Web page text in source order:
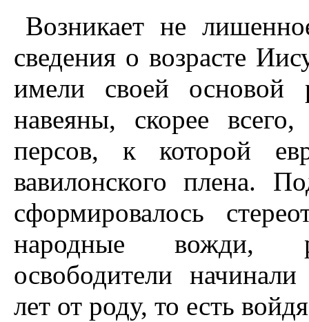
Возникает не
сведения о возрасте
имели своей
навеяны, скорее
персов, к которой
вавилонского плена.
сформировалось
народные вожди,
освободители
лет от роду, то есть